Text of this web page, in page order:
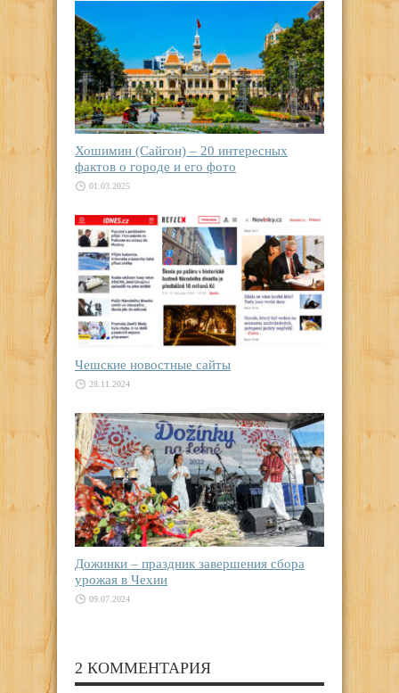
Хошимин (Сайгон) – 20 интересных
фактов о городе и его фото
01.03.2025
Чешские новостные сайты
28.11.2024
Дожинки – праздник завершения сбора
урожая в Чехии
09.07.2024
2 КОММЕНТАРИЯ